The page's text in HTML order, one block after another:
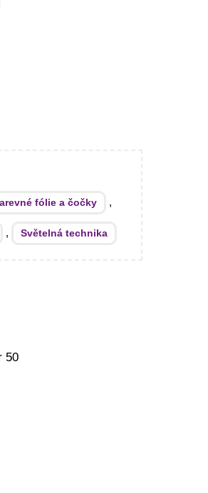
fólie a čočky ,
, Světelná technika
50